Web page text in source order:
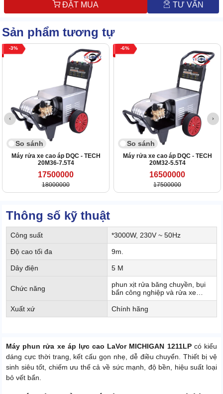
ĐẶT MUA TƯ VẤN
Sản phẩm tương tự
3
So sánh
Máy rửa xe cao áp DQC - TECH
20M36-7.5T4
17500000
18000000
6
So sánh
Máy rửa xe cao áp DQC - TECH
20M32-5.5T4
16500000
17500000
Thông số kỹ thuật
Công suất *3000W, 230V ~ 50Hz
Độ cao tối đa 9m.
Dây điện 5 M
Chức năng
phun xịt rửa băng chuyền, bụi
bẩn công nghiệp và rửa xe…
Xuất xứ Chính hãng
Máy phun rửa xe áp lực cao LaVor MICHIGAN 1211LP có kiểu
dáng cực thời trang, kết cấu gọn nhẹ, dễ điều chuyển. Thiết bị vệ
sinh siêu tốt, chiếm ưu thế cả về sức mạnh, độ bền, hiệu suất loại
bỏ vết bẩn.